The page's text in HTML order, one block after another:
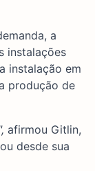
a
instalações
instalação em
produção de
afirmou Gitlin,
desde sua